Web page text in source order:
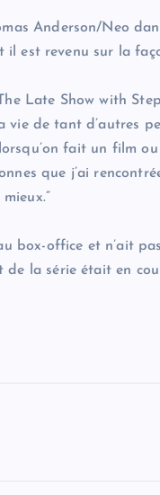
Anderson/Neo
il est revenu sur la
Late Show with
de tant d’autres
fait un film
que j’ai
box-office et n’ait
de la série était en